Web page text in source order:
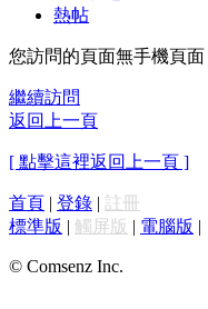
熱帖
您訪問的頁面無手機頁
繼續訪問
返回上一頁
[ 點擊這裡返回上一頁 ]
首頁 | 登錄 | 註冊
標準版 | 觸屏版 | 電腦版 |
© Comsenz Inc.